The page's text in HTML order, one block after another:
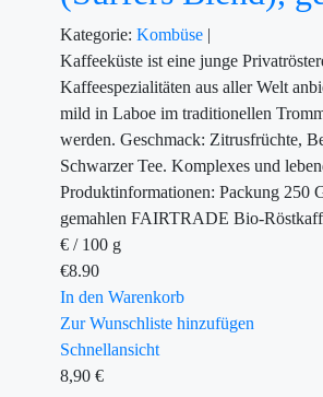
Kategorie: Kombüse |
Kaffeeküste ist eine junge
Kaffeespezialitäten aus aller Welt
mild in Laboe im traditionellen
werden. Geschmack: Zitrusfrüchte,
Schwarzer Tee. Komplexes und
Produktinformationen: Packung 250
gemahlen FAIRTRADE Bio-
€ / 100 g
€8.90
In den Warenkorb
Zur Wunschliste hinzufügen
Schnellansicht
8,90 €